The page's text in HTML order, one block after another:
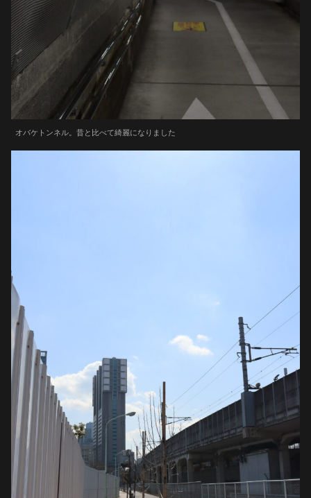
オバケトンネル。昔と比べて綺麗になりました